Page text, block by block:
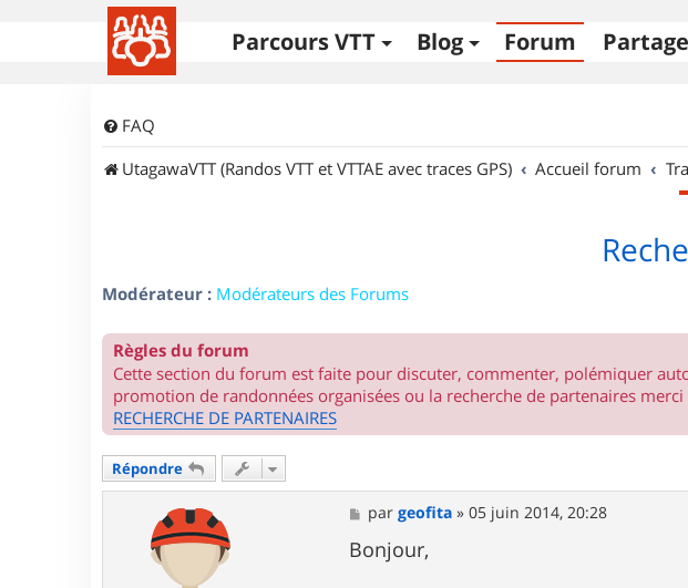
Parcours VTT Blog Forum
FAQ
UtagawaVTT (Randos VTT et VTTAE avec traces GPS)
Accueil forum
Modérateur : Modérateurs des Forums
Règles du forum
Cette section du forum est faite pour discuter, commenter, polémiquer
promotion de randonnées organisées ou la recherche de partenaires
RECHERCHE DE PARTENAIRES
Répondre
M
e
s
s
pargeofita »05 juin 2014, 20:28
Bonjour,